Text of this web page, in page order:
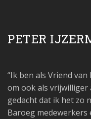
PETER
“Ik ben als Vriend
om ook als vrijwilliger
gedacht dat ik het zo
Baroeg medewerkers